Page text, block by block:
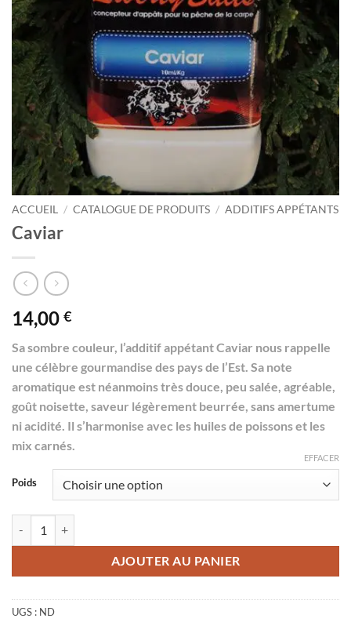
ACCUEIL / CATALOGUE DE PRODUITS / ADDITIFS APPÉTANTS
Caviar
14,00 €
Sa sombre couleur, l’additif appétant Caviar nous rappelle
une célèbre gourmandise des pays de l’Est. Sa note
aromatique est néanmoins très douce, peu salée, agréable,
goût noisette, saveur légèrement beurrée, sans amertume
ni acidité. Il s’harmonise avec les huiles de poissons et les
mix carnés.
Poids
EFFACER
AJOUTER AU PANIER
UGS : ND